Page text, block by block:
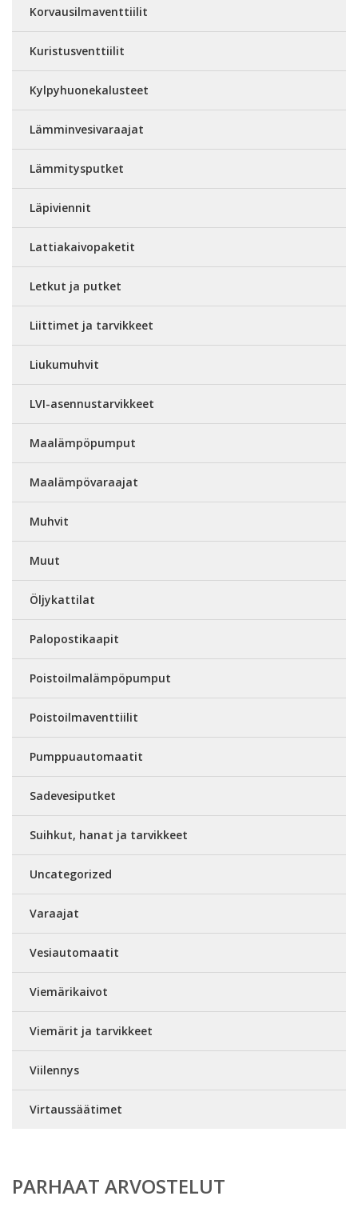
Korvausilmaventtiilit
Kuristusventtiilit
Kylpyhuonekalusteet
Lämminvesivaraajat
Lämmitysputket
Läpiviennit
Lattiakaivopaketit
Letkut ja putket
Liittimet ja tarvikkeet
Liukumuhvit
LVI-asennustarvikkeet
Maalämpöpumput
Maalämpövaraajat
Muhvit
Muut
Öljykattilat
Palopostikaapit
Poistoilmalämpöpumput
Poistoilmaventtiilit
Pumppuautomaatit
Sadevesiputket
Suihkut, hanat ja tarvikkeet
Uncategorized
Varaajat
Vesiautomaatit
Viemärikaivot
Viemärit ja tarvikkeet
Viilennys
Virtaussäätimet
PARHAAT ARVOSTELUT